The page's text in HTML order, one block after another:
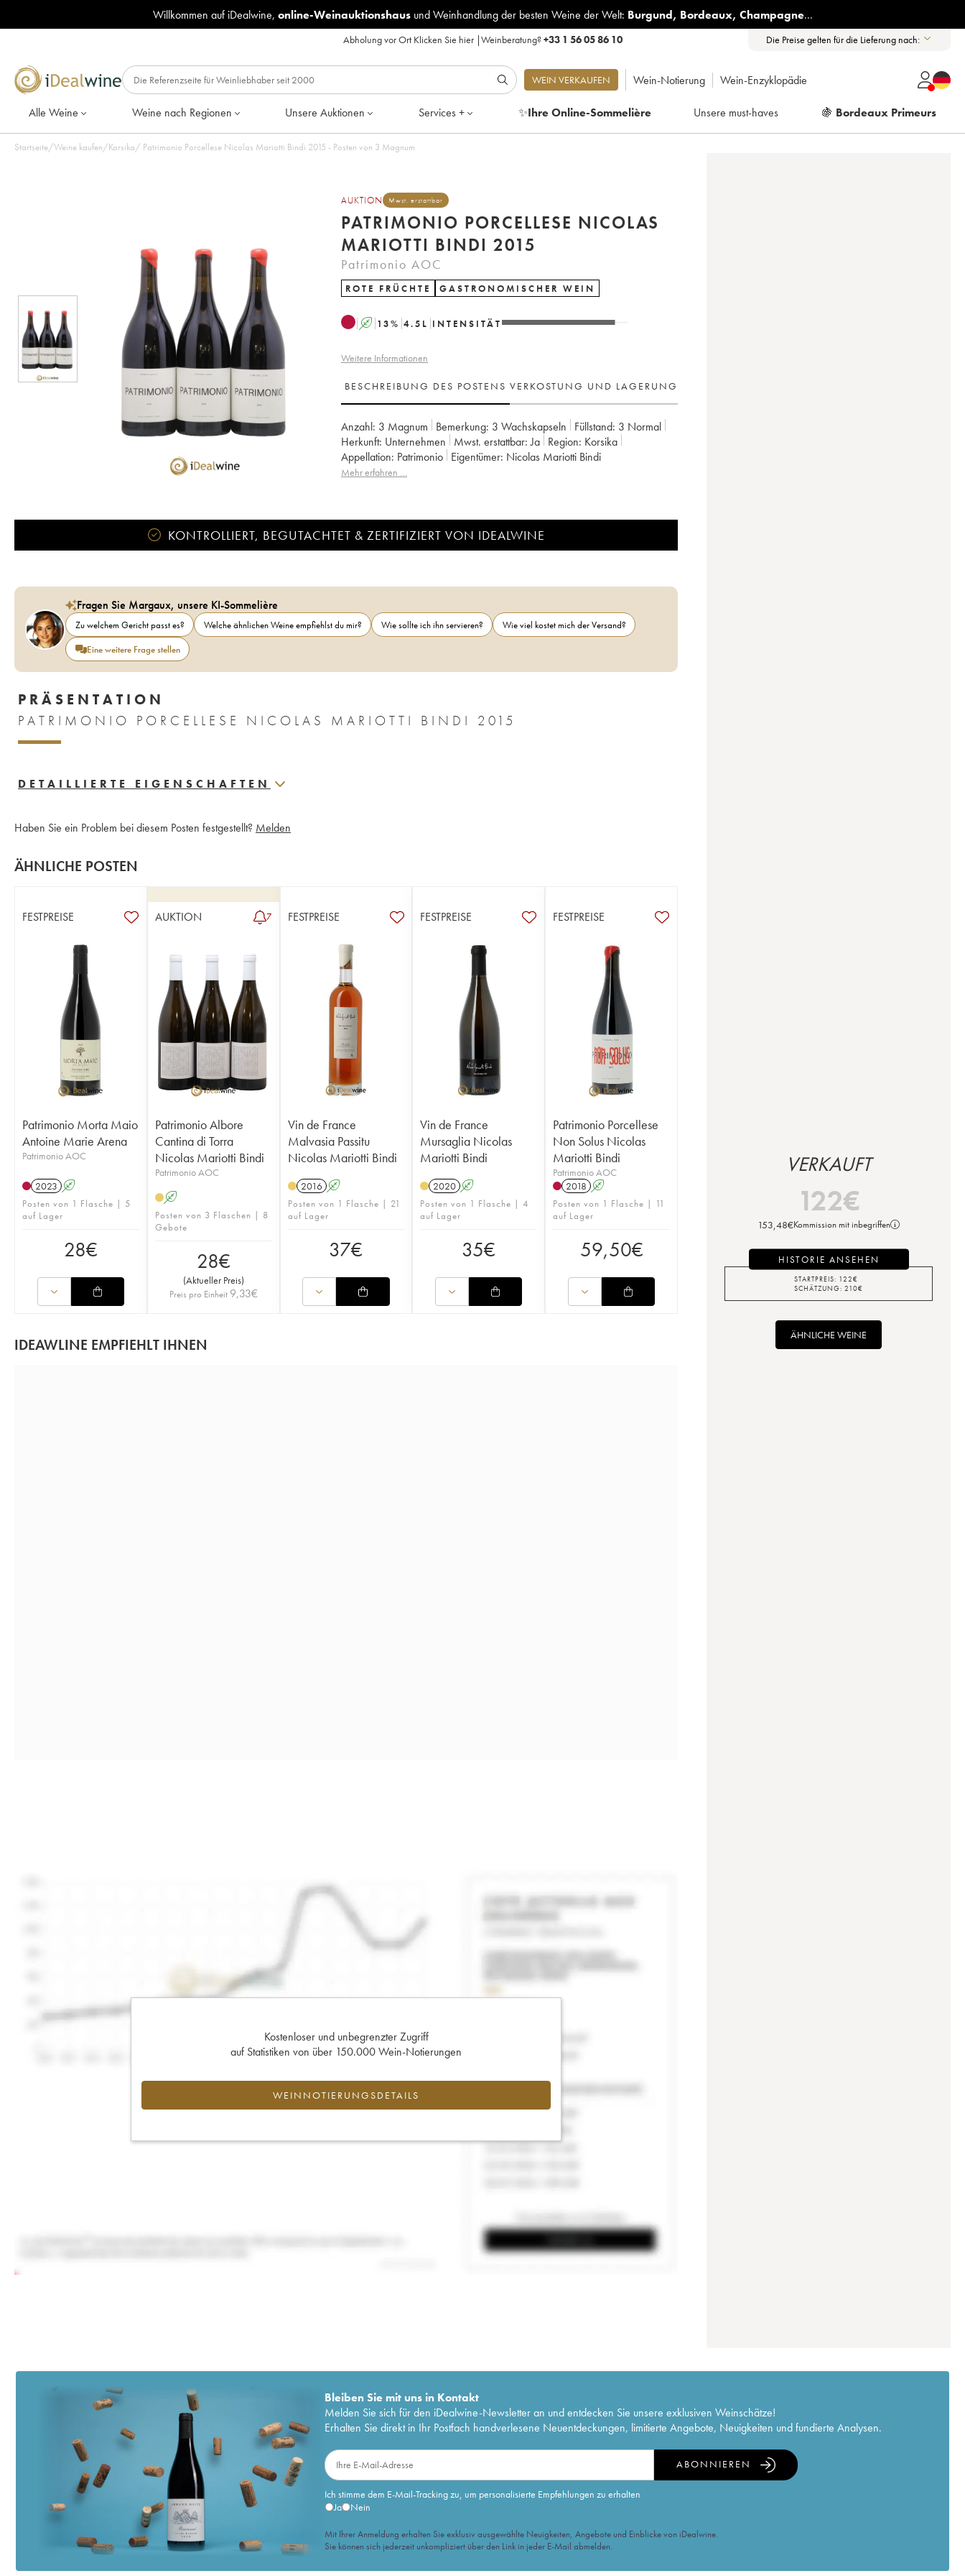
Willkommen auf iDealwine, online-Weinauktionshausund Weinhandlung der besten Weine der Welt: Burgund, Bordeaux, Champagne...
Abholung vor Ort Klicken Sie hier|Weinberatung?+33 1 56 05 86 10 Die Preise gelten für die Lieferung nach:
WEIN VERKAUFEN Wein-Notierung Wein-Enzyklopädie
Alle Weine Weine nach Regionen Unsere Auktionen Services + ✨Ihre Online-Sommelière Unsere must-haves 🍇 Bordeaux Primeurs
Startseite/Weine kaufen/Korsika/ Patrimonio Porcellese Nicolas Mariotti Bindi 2015 - Posten von 3 Magnum
AUKTION Mwst. erstattbar
PATRIMONIO PORCELLESE NICOLAS
MARIOTTI BINDI 2015
Patrimonio AOC
ROTE FRÜCHTE GASTRONOMISCHER WEIN
A 13% 4.5 L INTENSITÄT
Weitere Informationen
BESCHREIBUNG DES POSTENS VERKOSTUNG UND LAGERUNG
Anzahl: 3 Magnum Bemerkung: 3 Wachskapseln Füllstand: 3 Normal
Herkunft:
unternehmen Mwst. erstattbar: ja Region:
Korsika
Appellation: Patrimonio Eigentümer: Nicolas Mariotti Bindi
Mehr erfahren …
KONTROLLIERT, BEGUTACHTET & ZERTIFIZIERT VON IDEALWINE
Fragen Sie Margaux, unsere KI-Sommelière
Zu welchem Gericht passt es? Welche ähnlichen Weine empfiehlst du mir? Wie sollte ich ihn servieren?
Wie viel kostet mich der Versand?
Eine weitere Frage stellen
PRÄSENTATION
PATRIMONIO PORCELLESE NICOLAS MARIOTTI BINDI 2015
DETAILLIERTE EIGENSCHAFTEN
Haben Sie ein Problem bei diesem Posten festgestellt? Melden
ÄHNLICHE POSTEN
FESTPREISE
Patrimonio Morta Maio
Antoine Marie Arena
Patrimonio AOC
2023 A
Posten von 1 Flasche | 5
auf Lager
28€
AUKTION 7
Patrimonio Albore
Cantina di Torra
Nicolas Mariotti Bindi
Patrimonio AOC
A
Posten von 3 Flaschen | 8
Gebote
28€
(Aktueller Preis)
Preis pro Einheit 9,33€
FESTPREISE
Vin de France
Malvasia Passitu
Nicolas Mariotti Bindi
2016 A
Posten von 1 Flasche | 21
auf Lager
37€
FESTPREISE
Vin de France
Mursaglia Nicolas
Mariotti Bindi
2020 A
Posten von 1 Flasche | 4
auf Lager
35€
FESTPREISE
Patrimonio Porcellese
Non Solus Nicolas
Mariotti Bindi
Patrimonio AOC
2018 A
Posten von 1 Flasche | 11
auf Lager
59,50€
IDEAWLINE EMPFIEHLT IHNEN
Kostenloser und unbegrenzter Zugriff
auf Statistiken von über 150.000 Wein-Notierungen
WEINNOTIERUNGSDETAILS
VERKAUFT
122€
153,48€Kommission mit inbegriffen
HISTORIE ANSEHEN
STARTPREIS: 122€
SCHÄTZUNG: 210€
ÄHNLICHE WEINE
Bleiben Sie mit uns in Kontakt
Melden Sie sich für den iDealwine-Newsletter an und entdecken Sie unsere exklusiven Weinschätze!
Erhalten Sie direkt in Ihr Postfach handverlesene Neuentdeckungen, limitierte Angebote, Neuigkeiten und fundierte Analysen.
Ich stimme dem E-Mail-Tracking zu, um personalisierte Empfehlungen zu erhalten
Ja
Nein
ABONNIEREN
Mit Ihrer Anmeldung erhalten Sie exklusiv ausgewählte Neuigkeiten, Angebote und Einblicke von iDealwine.
Sie können sich jederzeit unkompliziert über den Link in jeder E-Mail abmelden.